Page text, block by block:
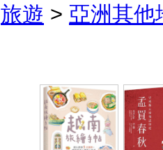
旅遊 > 亞洲其他